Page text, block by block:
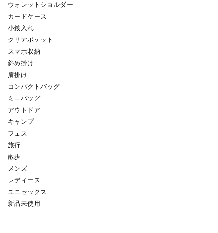
ウォレットショルダー
カードケース
小銭入れ
クリアポケット
スマホ収納
斜め掛け
肩掛け
コンパクトバッグ
ミニバッグ
アウトドア
キャンプ
フェス
旅行
散歩
メンズ
レディース
ユニセックス
新品未使用